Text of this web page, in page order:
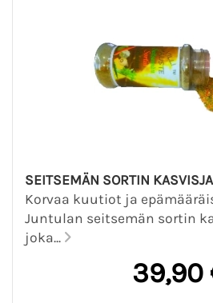
SEITSEMÄN SORTIN
Korvaa kuutiot ja
Juntulan seitsemän sortin
joka...
39,90